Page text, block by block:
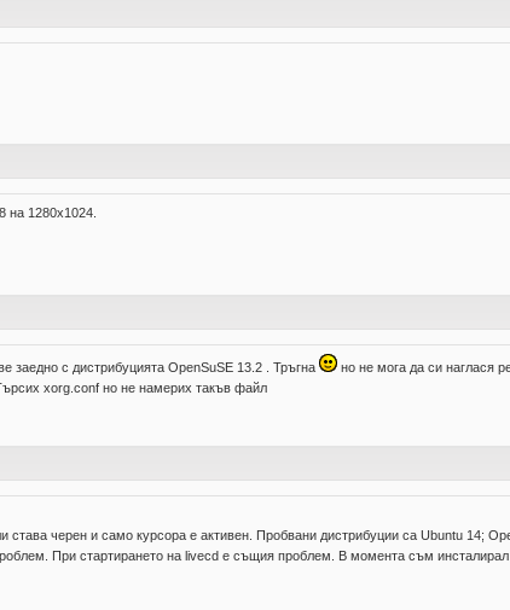
на 1280х1024.
заедно с дистрибуцията OpenSuSE 13.2 . Тръгна
но не мога да си наглася
xorg.conf но не намерих такъв файл
черен и само курсора е активен. Пробвани дистрибуции са Ubuntu 14;
При стартирането на livecd е същия проблем. В момента съм